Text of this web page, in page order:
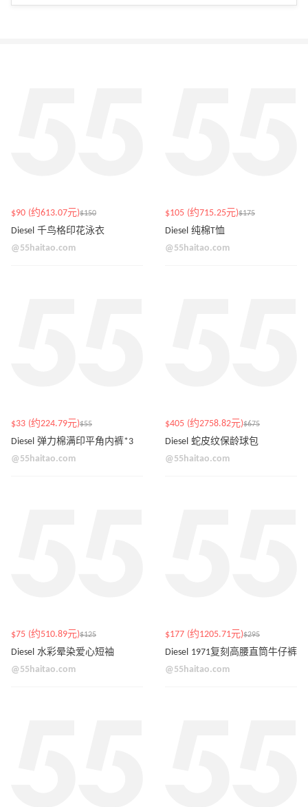
$90 (约613.07元)$150
Diesel 千鸟格印花泳衣
@55haitao.com
$105 (约715.25元)$175
Diesel 纯棉T恤
@55haitao.com
$33 (约224.79元)$55
Diesel 弹力棉满印平角内裤*3
@55haitao.com
$405 (约2758.82元)$675
Diesel 蛇皮纹保龄球包
@55haitao.com
$75 (约510.89元)$125
Diesel 水彩晕染爱心短袖
@55haitao.com
$177 (约1205.71元)$295
Diesel 1971复刻高腰直筒牛仔裤
@55haitao.com